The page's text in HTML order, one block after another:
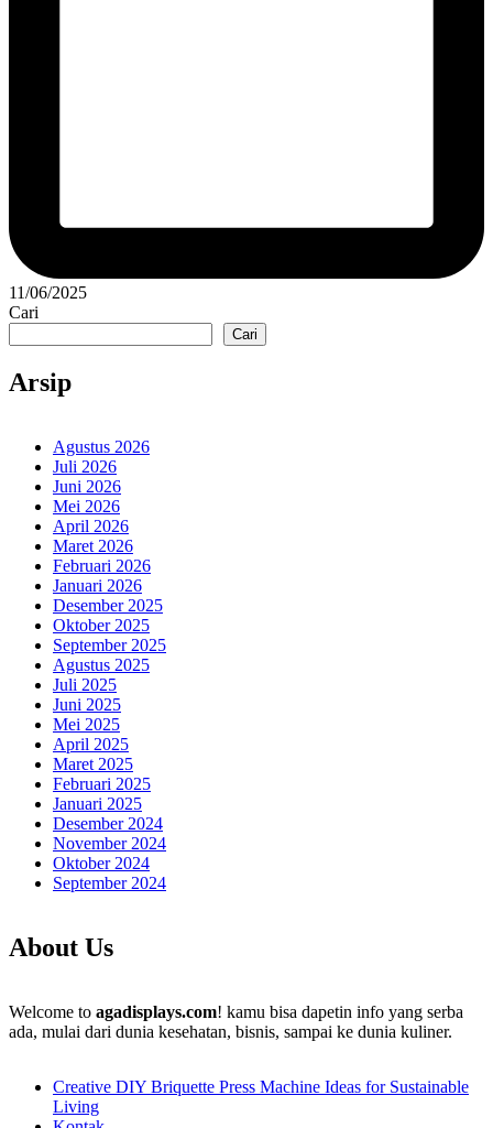
11/06/2025
Cari
Cari
Arsip
Agustus 2026
Juli 2026
Juni 2026
Mei 2026
April 2026
Maret 2026
Februari 2026
Januari 2026
Desember 2025
Oktober 2025
September 2025
Agustus 2025
Juli 2025
Juni 2025
Mei 2025
April 2025
Maret 2025
Februari 2025
Januari 2025
Desember 2024
November 2024
Oktober 2024
September 2024
About Us
Welcome to agadisplays.com! kamu bisa dapetin info yang serba
ada, mulai dari dunia kesehatan, bisnis, sampai ke dunia kuliner.
Creative DIY Briquette Press Machine Ideas for Sustainable
Living